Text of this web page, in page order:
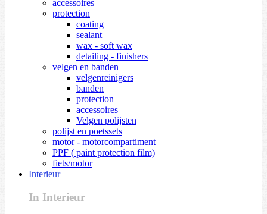
accessoires
protection
coating
sealant
wax - soft wax
detailing - finishers
velgen en banden
velgenreinigers
banden
protection
accessoires
Velgen polijsten
polijst en poetssets
motor - motorcompartiment
PPF ( paint protection film)
fiets/motor
Interieur
In Interieur